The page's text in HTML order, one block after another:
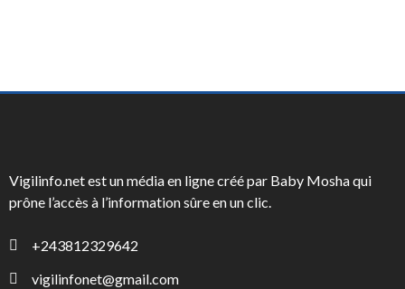
Vigilinfo.net est un média en ligne créé par Baby Mosha qui
prône l’accès à l’information sûre en un clic.
+243812329642
vigilinfonet@gmail.com